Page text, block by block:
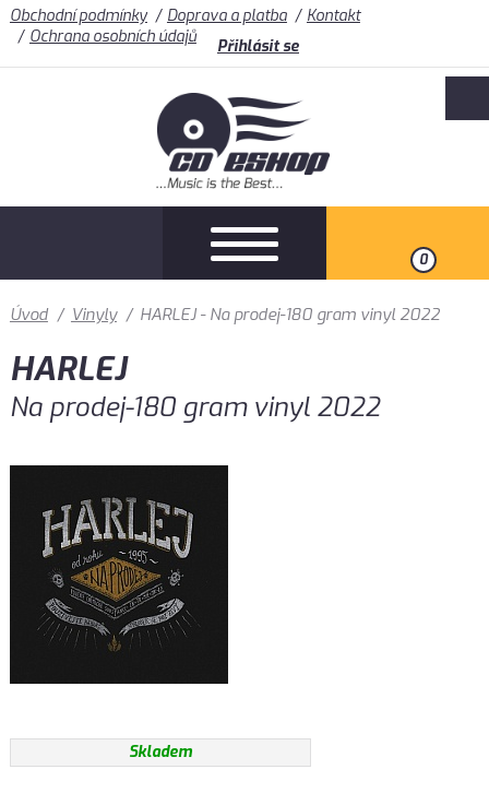
Obchodní podmínky Doprava a platba
Kontakt
Ochrana osobních údajů
Přihlásit se
0
Úvod / Vinyly / HARLEJ - Na prodej-180 gram vinyl 2022
HARLEJ
Na prodej-180 gram vinyl 2022
Skladem